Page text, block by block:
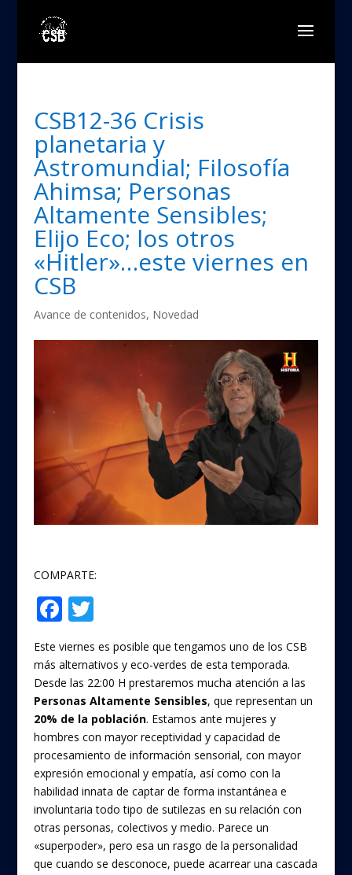
CSB12-36 Crisis
planetaria y
Astromundial; Filosofía
Ahimsa; Personas
Altamente Sensibles;
Elijo Eco; los otros
«Hitler»…este viernes en
CSB
Avance de contenidos, Novedad
COMPARTE:
F
ac
e
b
o
o
k
T
itt
er
Este viernes es posible que tengamos uno de los CSB
más alternativos y eco-verdes de esta temporada.
Desde las 22:00 H prestaremos mucha atención a las
Personas Altamente Sensibles, que representan un
20% de la población. Estamos ante mujeres y
hombres con mayor receptividad y capacidad de
procesamiento de información sensorial, con mayor
expresión emocional y empatía, así como con la
habilidad innata de captar de forma instantánea e
involuntaria todo tipo de sutilezas en su relación con
otras personas, colectivos y medio. Parece un
«superpoder», pero esa un rasgo de la personalidad
que cuando se desconoce, puede acarrear una cascada